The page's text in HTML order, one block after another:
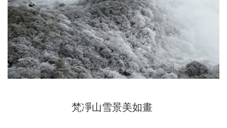
梵凈山雪景美如畫